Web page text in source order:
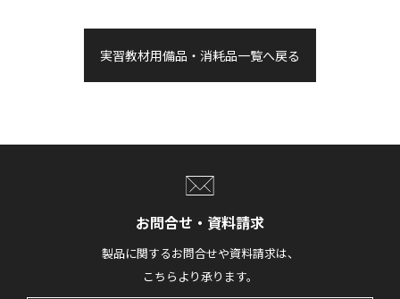
実習教材用備品・消耗品一覧へ戻る
お問合せ・資料請求
製品に関するお問合せや資料請求は、
こちらより承ります。